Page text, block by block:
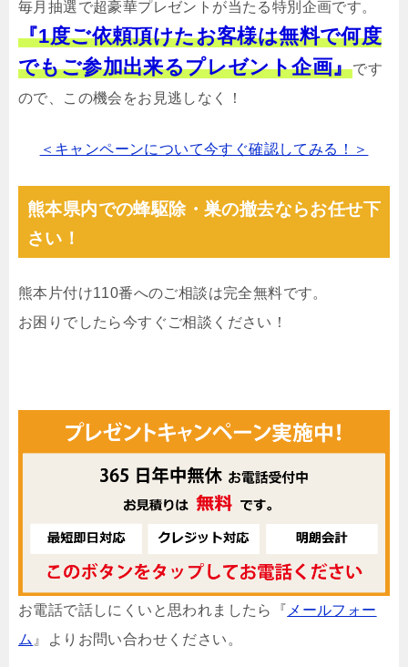
毎月抽選で超豪華プレゼントが当たる特別企画です。
『1度ご依頼頂けたお客様は無料で何度
でもご参加出来るプレゼント企画』です
ので、この機会をお見逃しなく！
＜キャンペーンについて今すぐ確認してみる！＞
熊本県内での蜂駆除・巣の撤去ならお任せ下
さい！
熊本片付け110番へのご相談は完全無料です。
お困りでしたら今すぐご相談ください！
お電話で話しにくいと思われましたら『 メールフォー
ム 』よりお問い合わせください。